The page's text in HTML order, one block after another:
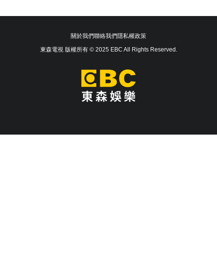
關於我們聯絡我們隱私權政策
東森電視 版權所有 © 2025 EBC All Rights Reserved.